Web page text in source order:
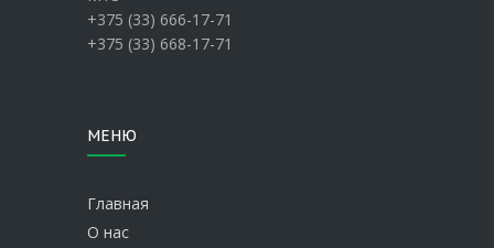
+375 (33) 666-17-71
+375 (33) 668-17-71
МЕНЮ
Главная
О нас